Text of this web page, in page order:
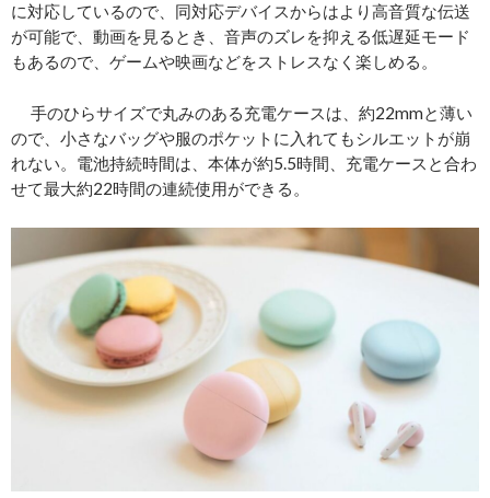
に対応しているので、同対応デバイスからはより高音質な伝送
が可能で、動画を見るとき、音声のズレを抑える低遅延モード
もあるので、ゲームや映画などをストレスなく楽しめる。
手のひらサイズで丸みのある充電ケースは、約22mmと薄い
ので、小さなバッグや服のポケットに入れてもシルエットが崩
れない。電池持続時間は、本体が約5.5時間、充電ケースと合わ
せて最大約22時間の連続使用ができる。